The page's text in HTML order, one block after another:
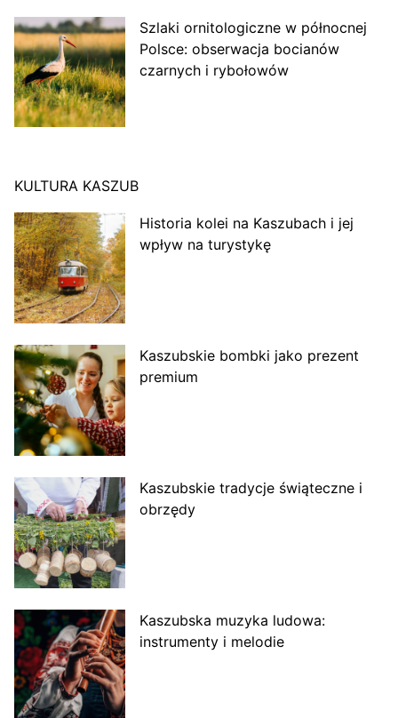
Szlaki ornitologiczne w północnej
Polsce: obserwacja bocianów
czarnych i rybołowów
KULTURA KASZUB
Historia kolei na Kaszubach i jej
wpływ na turystykę
Kaszubskie bombki jako prezent
premium
Kaszubskie tradycje świąteczne i
obrzędy
Kaszubska muzyka ludowa:
instrumenty i melodie